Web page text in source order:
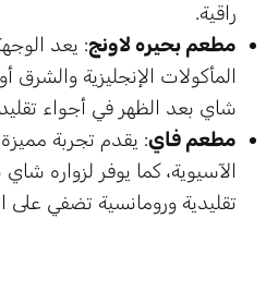
راقية.
مطعم بحيره لاونج: يعد
المأكولات الإنجليزية
شاي بعد الظهر في أجواء
مطعم فاي: يقدم تجربة
الآسيوية، كما يوفر لزواره
تقليدية ورومانسية تضفي على